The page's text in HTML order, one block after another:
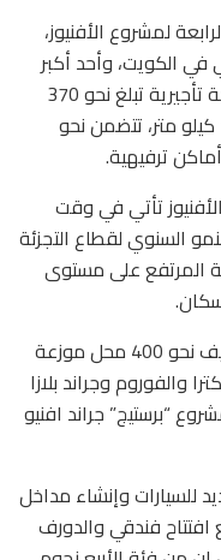
لمشروع الأفنيوز،
الكويت، وأحد أكبر
المجمعات في المنطقة والعالم بمساحة تأجيرية تبلغ نحو 370
ألف متر مربع على امتداد طولي يبلغ 1.5 كيلو متر، تتضمن نحو
تأتي في وقت
السنوي لقطاع التجزئة
المرتفع على مستوى
وذكر أن التوسعة الجديدة للمشروع تضيف نحو 400 محل موزعة
والفوروم وجراند بلازا
“برستيج” جراند افنيو
موقف جديد للسيارات وإنشاء مداخل
فندقي والدورف